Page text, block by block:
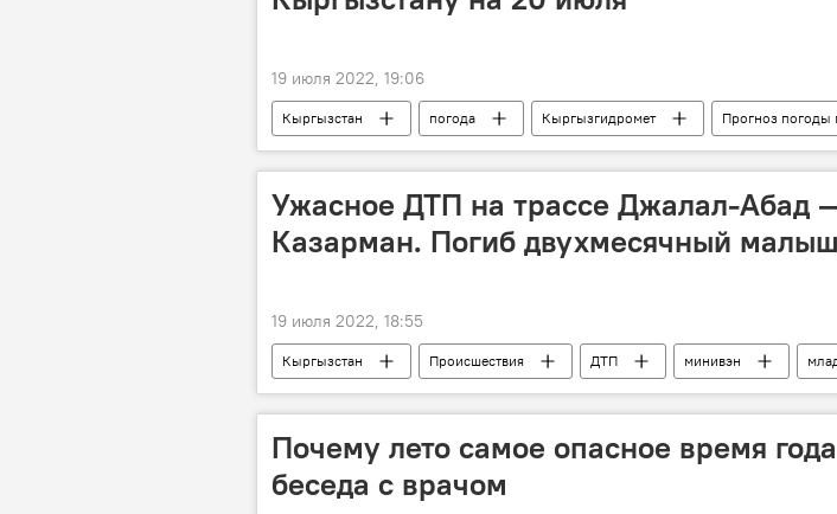
19 июля 2022, 19:06
Кыргызстан погода Кыргызгидромет
Прогноз погоды
жара
июль Новости Киргизии
Ужасное ДТП на трассе Джалал-Абад
Казарман. Погиб двухмесячный малыш
19 июля 2022, 18:55
Кыргызстан Происшествия ДТП минивэн
Почему лето самое опасное время
беседа с врачом